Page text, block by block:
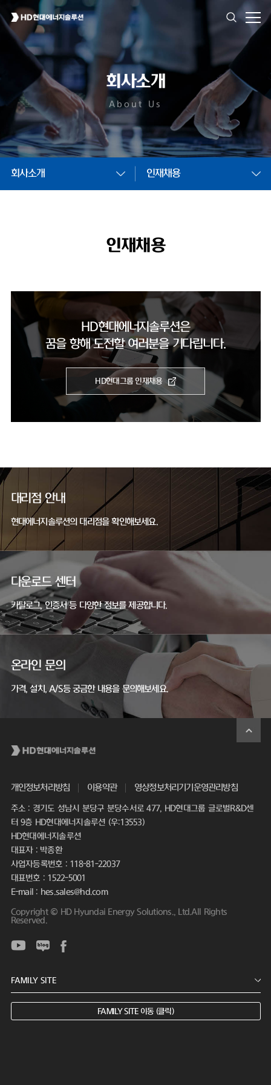
회사소개
About Us
회사소개 인재채용
인재채용
HD현대에너지솔루션은
꿈을 향해 도전할 여러분을 기다립니다.
HD현대그룹 인재채용
대리점 안내
현대에너지솔루션의 대리점을 확인해보세요.
다운로드 센터
카탈로그, 인증서 등 다양한 정보를 제공합니다.
온라인 문의
가격, 설치, A/S등 궁금한 내용을 문의해보세요.
개인정보처리방침 이용약관 영상정보처리기기운영관리방침
주소 : 경기도 성남시 분당구 분당수서로 477, HD현대그룹 글로벌R&D센
터 9층 HD현대에너지솔루션 (우:13553)
HD현대에너지솔루션
대표자 : 박종환
사업자등록번호 : 118-81-22037
대표번호 : 1522-5001
E-mail : hes.sales@hd.com
Copyright © HD Hyundai Energy Solutions., Ltd.All Rights
Reserved.
FAMILY SITE 이동 (클릭)